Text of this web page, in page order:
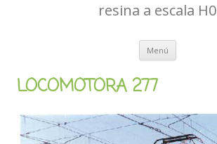
resina a escala H0
Menú Ir
contenido
LOCOMOTORA 277